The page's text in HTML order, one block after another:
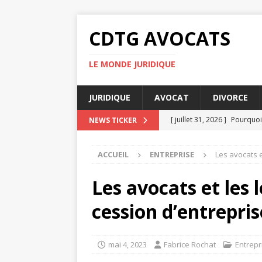
CDTG AVOCATS
LE MONDE JURIDIQUE
JURIDIQUE AVOCAT DIVORCE
NEWS TICKER [ juillet 31, 2026 ]
[ juillet 23, 2026 ] Taxe
[ juillet 19, 2026 ]
ACCUEIL ENTREPRISE Les avocats
Les avocats et les
cession
mai 4, 2023 Fabrice Rochat